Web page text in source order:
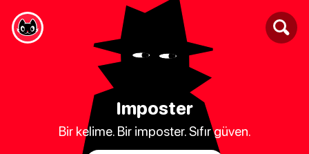
Imposter
Bir kelime. Bir imposter. Sıfır güven.